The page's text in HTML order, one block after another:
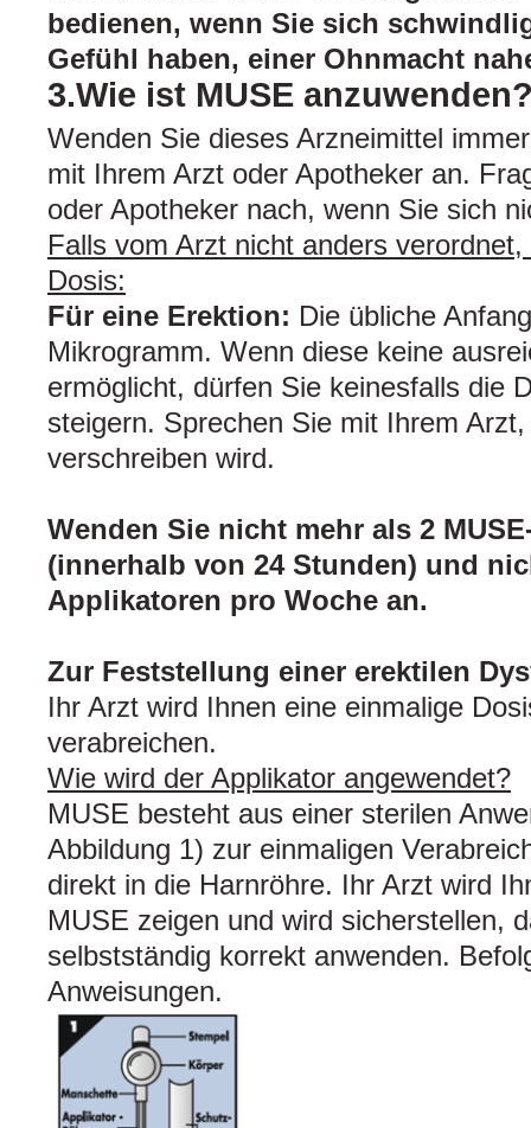
bedienen, wenn Sie sich
Gefühl haben, einer Ohnmacht
3.Wie ist MUSE
Wenden Sie dieses Arzneimittel
mit Ihrem Arzt oder Apotheker an.
oder Apotheker nach, wenn Sie sich
Falls vom Arzt nicht anders
Dosis:
Für eine Erektion: Die übliche
Mikrogramm. Wenn diese keine
ermöglicht, dürfen Sie keinesfalls die
steigern. Sprechen Sie mit Ihrem
verschreiben wird.
Wenden Sie nicht mehr als 2
(innerhalb von 24 Stunden) und
Applikatoren pro Woche an.
Zur Feststellung einer erektilen
Ihr Arzt wird Ihnen eine einmalige
verabreichen.
Wie wird der Applikator angewendet?
MUSE besteht aus einer sterilen
Abbildung 1) zur einmaligen
direkt in die Harnröhre. Ihr Arzt wird
MUSE zeigen und wird sicherstellen,
selbstständig korrekt anwenden.
Anweisungen.